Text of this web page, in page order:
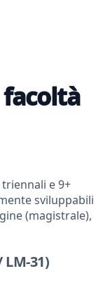
e 9+
sviluppabili
(magistrale),
31)